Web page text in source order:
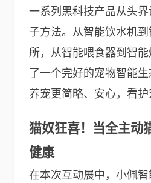
一系列黑科技产品从头
子方法。从智能饮水机
所，从智能喂食器到智
了一个完好的宠物智能
养宠更简略、安心，看护
猫奴狂喜！当全主动
健康
在本次互动展中，小佩